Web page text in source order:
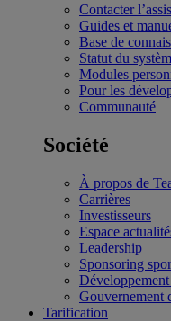
Contacter
Guides et
Base de
Statut du
Modules
Pour les
Communauté
Société
À propos de
Carrières
Investisseurs
Espace
Leadership
Sponsoring
Gouvernement
Tarification